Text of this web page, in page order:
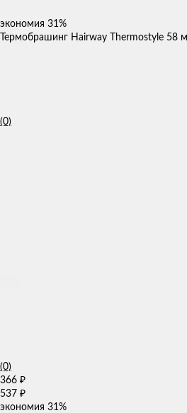
экономия 31%
Термобрашинг Hairway Thermostyle 58
(0)
(0)
366 ₽
537 ₽
экономия 31%